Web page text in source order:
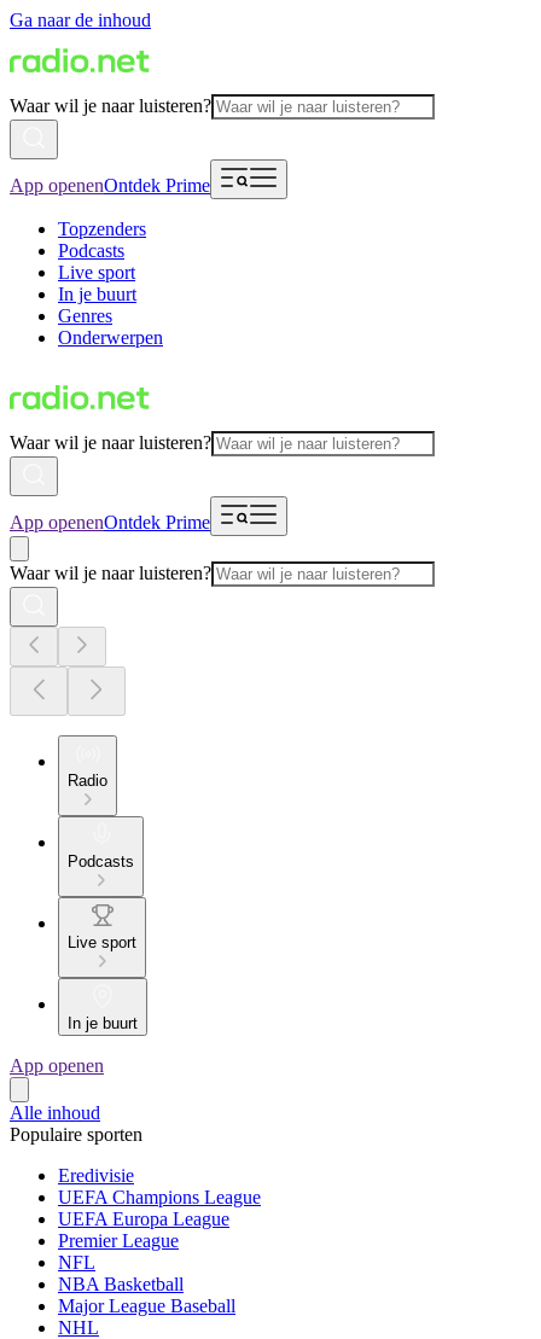
Ga naar de inhoud
Waar wil je naar luisteren?
App openenOntdek Prime
Topzenders
Podcasts
Live sport
In je buurt
Genres
Onderwerpen
Waar wil je naar luisteren?
App openenOntdek Prime
Waar wil je naar luisteren?
Radio
Podcasts
Live sport
In je buurt
App openen
Alle inhoud
Populaire sporten
Eredivisie
UEFA Champions League
UEFA Europa League
Premier League
NFL
NBA Basketball
Major League Baseball
NHL